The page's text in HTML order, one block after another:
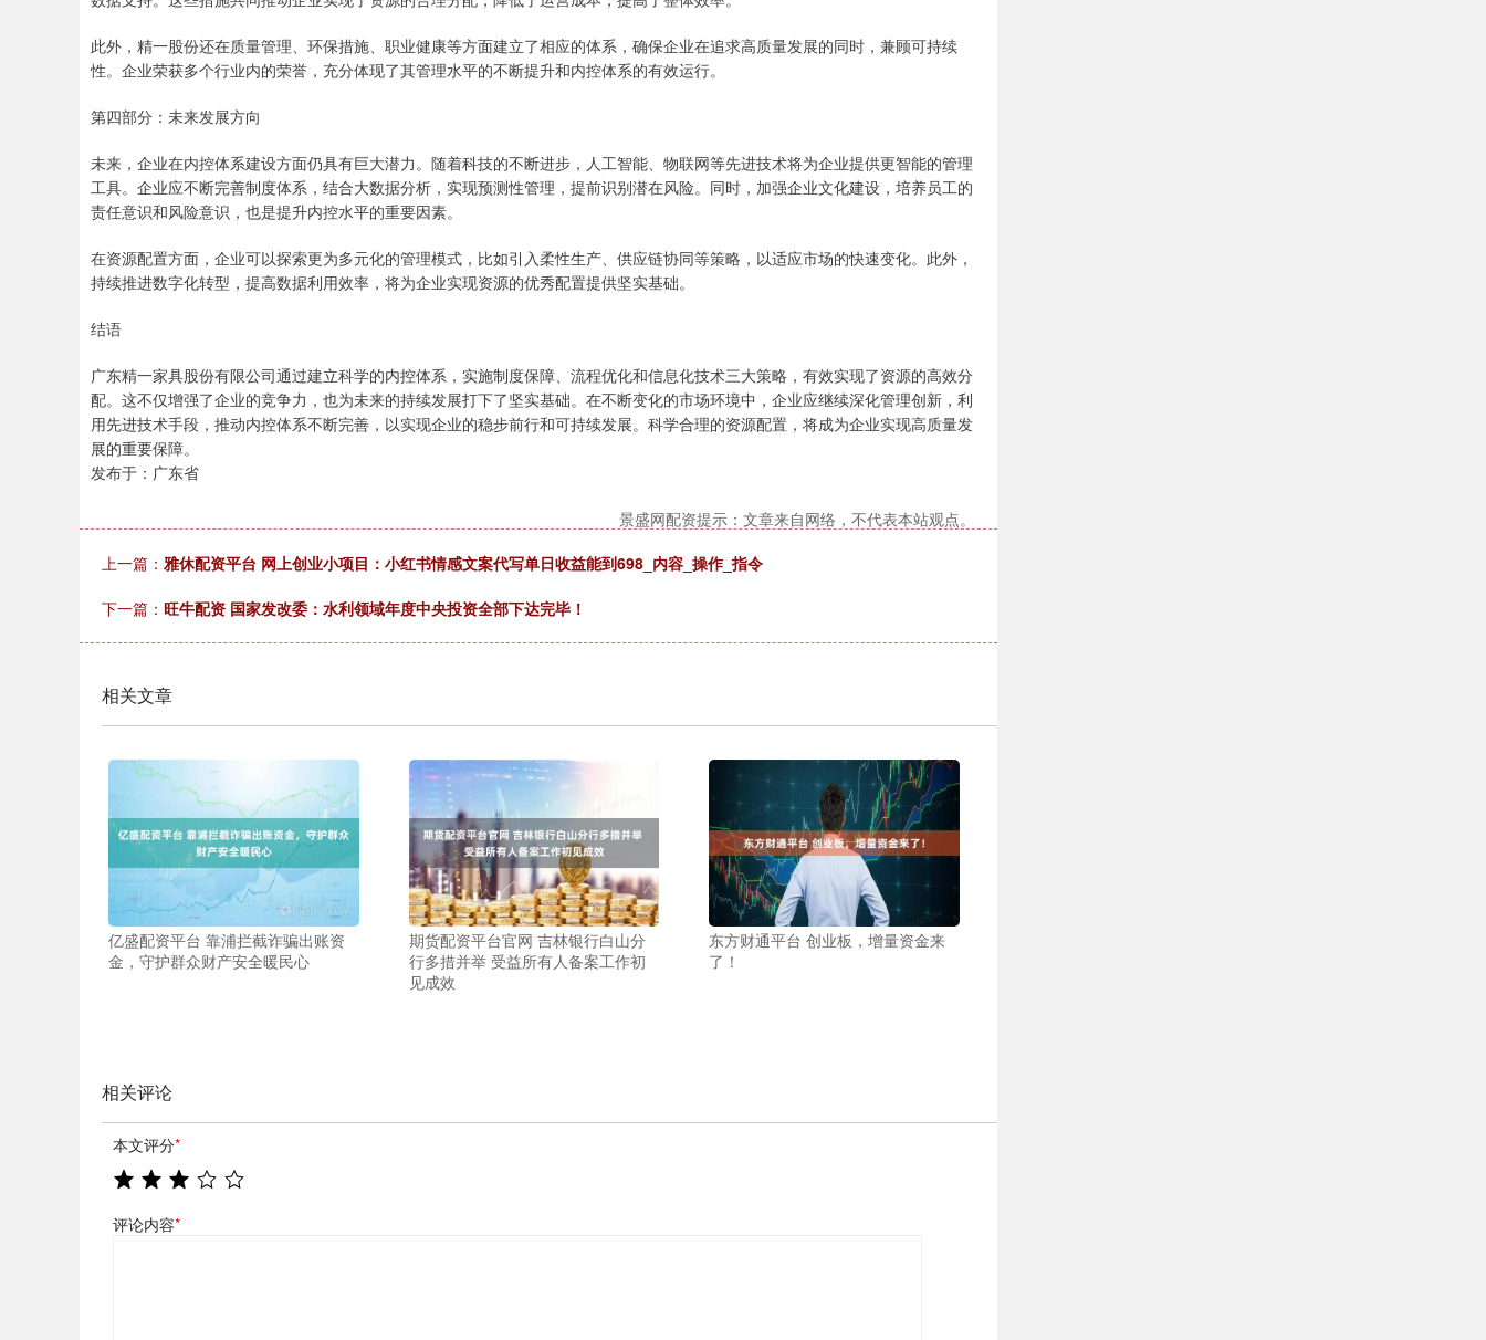
此外，精一股份还在质量管理、环保措施、职业健康等方面建立了相应的体系，确保企业在追求高质量发展的同时，兼顾可持续
性。企业荣获多个行业内的荣誉，充分体现了其管理水平的不断提升和内控体系的有效运行。
第四部分：未来发展方向
未来，企业在内控体系建设方面仍具有巨大潜力。随着科技的不断进步，人工智能、物联网等先进技术将为企业提供更智能的管理
工具。企业应不断完善制度体系，结合大数据分析，实现预测性管理，提前识别潜在风险。同时，加强企业文化建设，培养员工的
责任意识和风险意识，也是提升内控水平的重要因素。
在资源配置方面，企业可以探索更为多元化的管理模式，比如引入柔性生产、供应链协同等策略，以适应市场的快速变化。此外，
持续推进数字化转型，提高数据利用效率，将为企业实现资源的优秀配置提供坚实基础。
结语
广东精一家具股份有限公司通过建立科学的内控体系，实施制度保障、流程优化和信息化技术三大策略，有效实现了资源的高效分
配。这不仅增强了企业的竞争力，也为未来的持续发展打下了坚实基础。在不断变化的市场环境中，企业应继续深化管理创新，利
用先进技术手段，推动内控体系不断完善，以实现企业的稳步前行和可持续发展。科学合理的资源配置，将成为企业实现高质量发
展的重要保障。
发布于：广东省
景盛网配资提示：文章来自网络，不代表本站观点。
上一篇： 雅休配资平台 网上创业小项目：小红书情感文案代写单日收益能到698_内容_操作_指令
下一篇： 旺牛配资 国家发改委：水利领域年度中央投资全部下达完毕！
相关文章
亿盛配资平台 靠浦拦截诈骗出账资
金，守护群众财产安全暖民心
期货配资平台官网 吉林银行白山分
行多措并举 受益所有人备案工作初
见成效
东方财通平台 创业板，增量资金来
了！
相关评论
本文评分*
评论内容*